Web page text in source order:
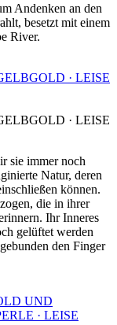
Andenken an den
besetzt mit einem
River.
· LEISE
· LEISE
sie immer noch
Natur, deren
können.
die in ihrer
Ihr Inneres
gelüftet werden
den Finger
UND
· LEISE